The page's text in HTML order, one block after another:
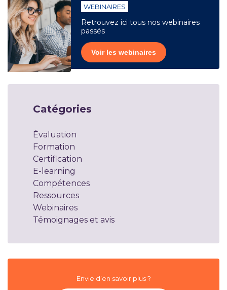
WEBINAIRES
Retrouvez ici tous nos webinaires
passés
Voir les webinaires
Catégories
Évaluation
Formation
Certification
E-learning
Compétences
Ressources
Webinaires
Témoignages et avis
Envie d’en savoir plus ?